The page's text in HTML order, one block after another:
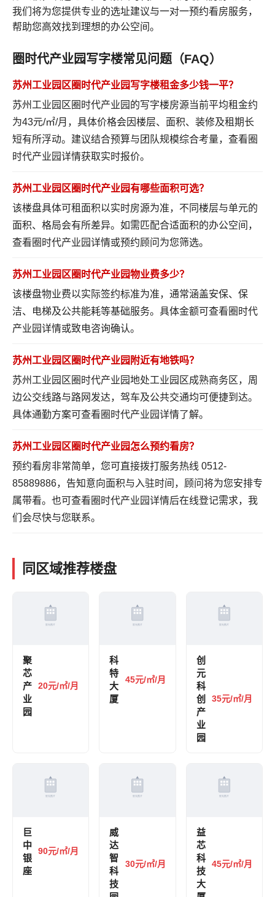
我们将为您提供专业的选址建议与一对一预约看房服务，
帮助您高效找到理想的办公空间。
圈时代产业园写字楼常见问题（FAQ）
苏州工业园区圈时代产业园写字楼租金多少钱一平？
苏州工业园区圈时代产业园的写字楼房源当前平均租金约
为43元/㎡/月，具体价格会因楼层、面积、装修及租期长
短有所浮动。建议结合预算与团队规模综合考量， 查看圈
时代产业园详情获取实时报价。
苏州工业园区圈时代产业园有哪些面积可选？
该楼盘具体可租面积以实时房源为准，不同楼层与单元的
面积、格局会有所差异。如需匹配合适面积的办公空间，
查看圈时代产业园详情或预约顾问为您筛选。
苏州工业园区圈时代产业园物业费多少？
该楼盘物业费以实际签约标准为准，通常涵盖安保、保
洁、电梯及公共能耗等基础服务。具体金额可查看圈时代
产业园详情或致电咨询确认。
苏州工业园区圈时代产业园附近有地铁吗？
苏州工业园区圈时代产业园地处工业园区成熟商务区，周
边公交线路与路网发达，驾车及公共交通均可便捷到达。
具体通勤方案可查看圈时代产业园详情了解。
苏州工业园区圈时代产业园怎么预约看房？
预约看房非常简单，您可直接拨打服务热线 0512-
85889886，告知意向面积与入驻时间，顾问将为您安排专
属带看。也可查看圈时代产业园详情后在线登记需求，我
们会尽快与您联系。
同区域推荐楼盘
聚
芯
产
业
园
20元/㎡/月
科
特
大
厦
45元/㎡/月
创
元
科
创
产
业
园
35元/㎡/月
巨
中
银
座
90元/㎡/月
威
达
智
科
技
30元/㎡/月
益
芯
科
技
大
45元/㎡/月